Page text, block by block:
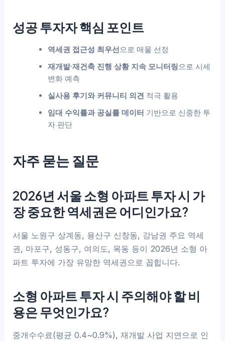
성공 투자자 핵심 포인트
역세권 접근성 최우선으로 매물 선정
재개발·재건축 진행 상황 지속 모니터링으로 시세
변화 예측
실사용 후기와 커뮤니티 의견 적극 활용
임대 수익률과 공실률 데이터 기반으로 신중한 투
자 판단
자주 묻는 질문
2026년 서울 소형 아파트 투자 시 가
장 중요한 역세권은 어디인가요?
서울 노원구 상계동, 용산구 신창동, 강남권 주요 역세
권, 마포구, 성동구, 여의도, 목동 등이 2026년 소형 아
파트 투자에 가장 유망한 역세권으로 꼽힙니다.
소형 아파트 투자 시 주의해야 할 비
용은 무엇인가요?
중개수수료(평균 0.4~0.9%), 재개발 사업 지연으로 인